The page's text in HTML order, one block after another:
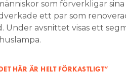
som förverkligar
ett par som
Under avsnittet visas ett
HÄR ÄR HELT FÖRKASTLIGT”